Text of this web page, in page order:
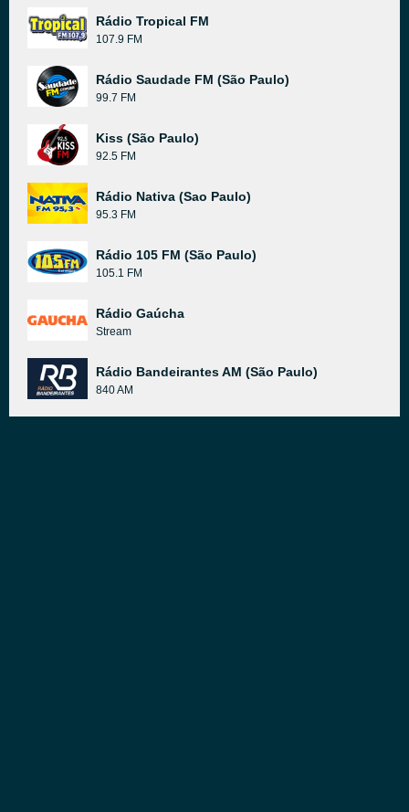
Rádio Tropical FM
107.9 FM
Rádio Saudade FM (São Paulo)
99.7 FM
Kiss (São Paulo)
92.5 FM
Rádio Nativa (Sao Paulo)
95.3 FM
Rádio 105 FM (São Paulo)
105.1 FM
Rádio Gaúcha
Stream
Rádio Bandeirantes AM (São Paulo)
840 AM